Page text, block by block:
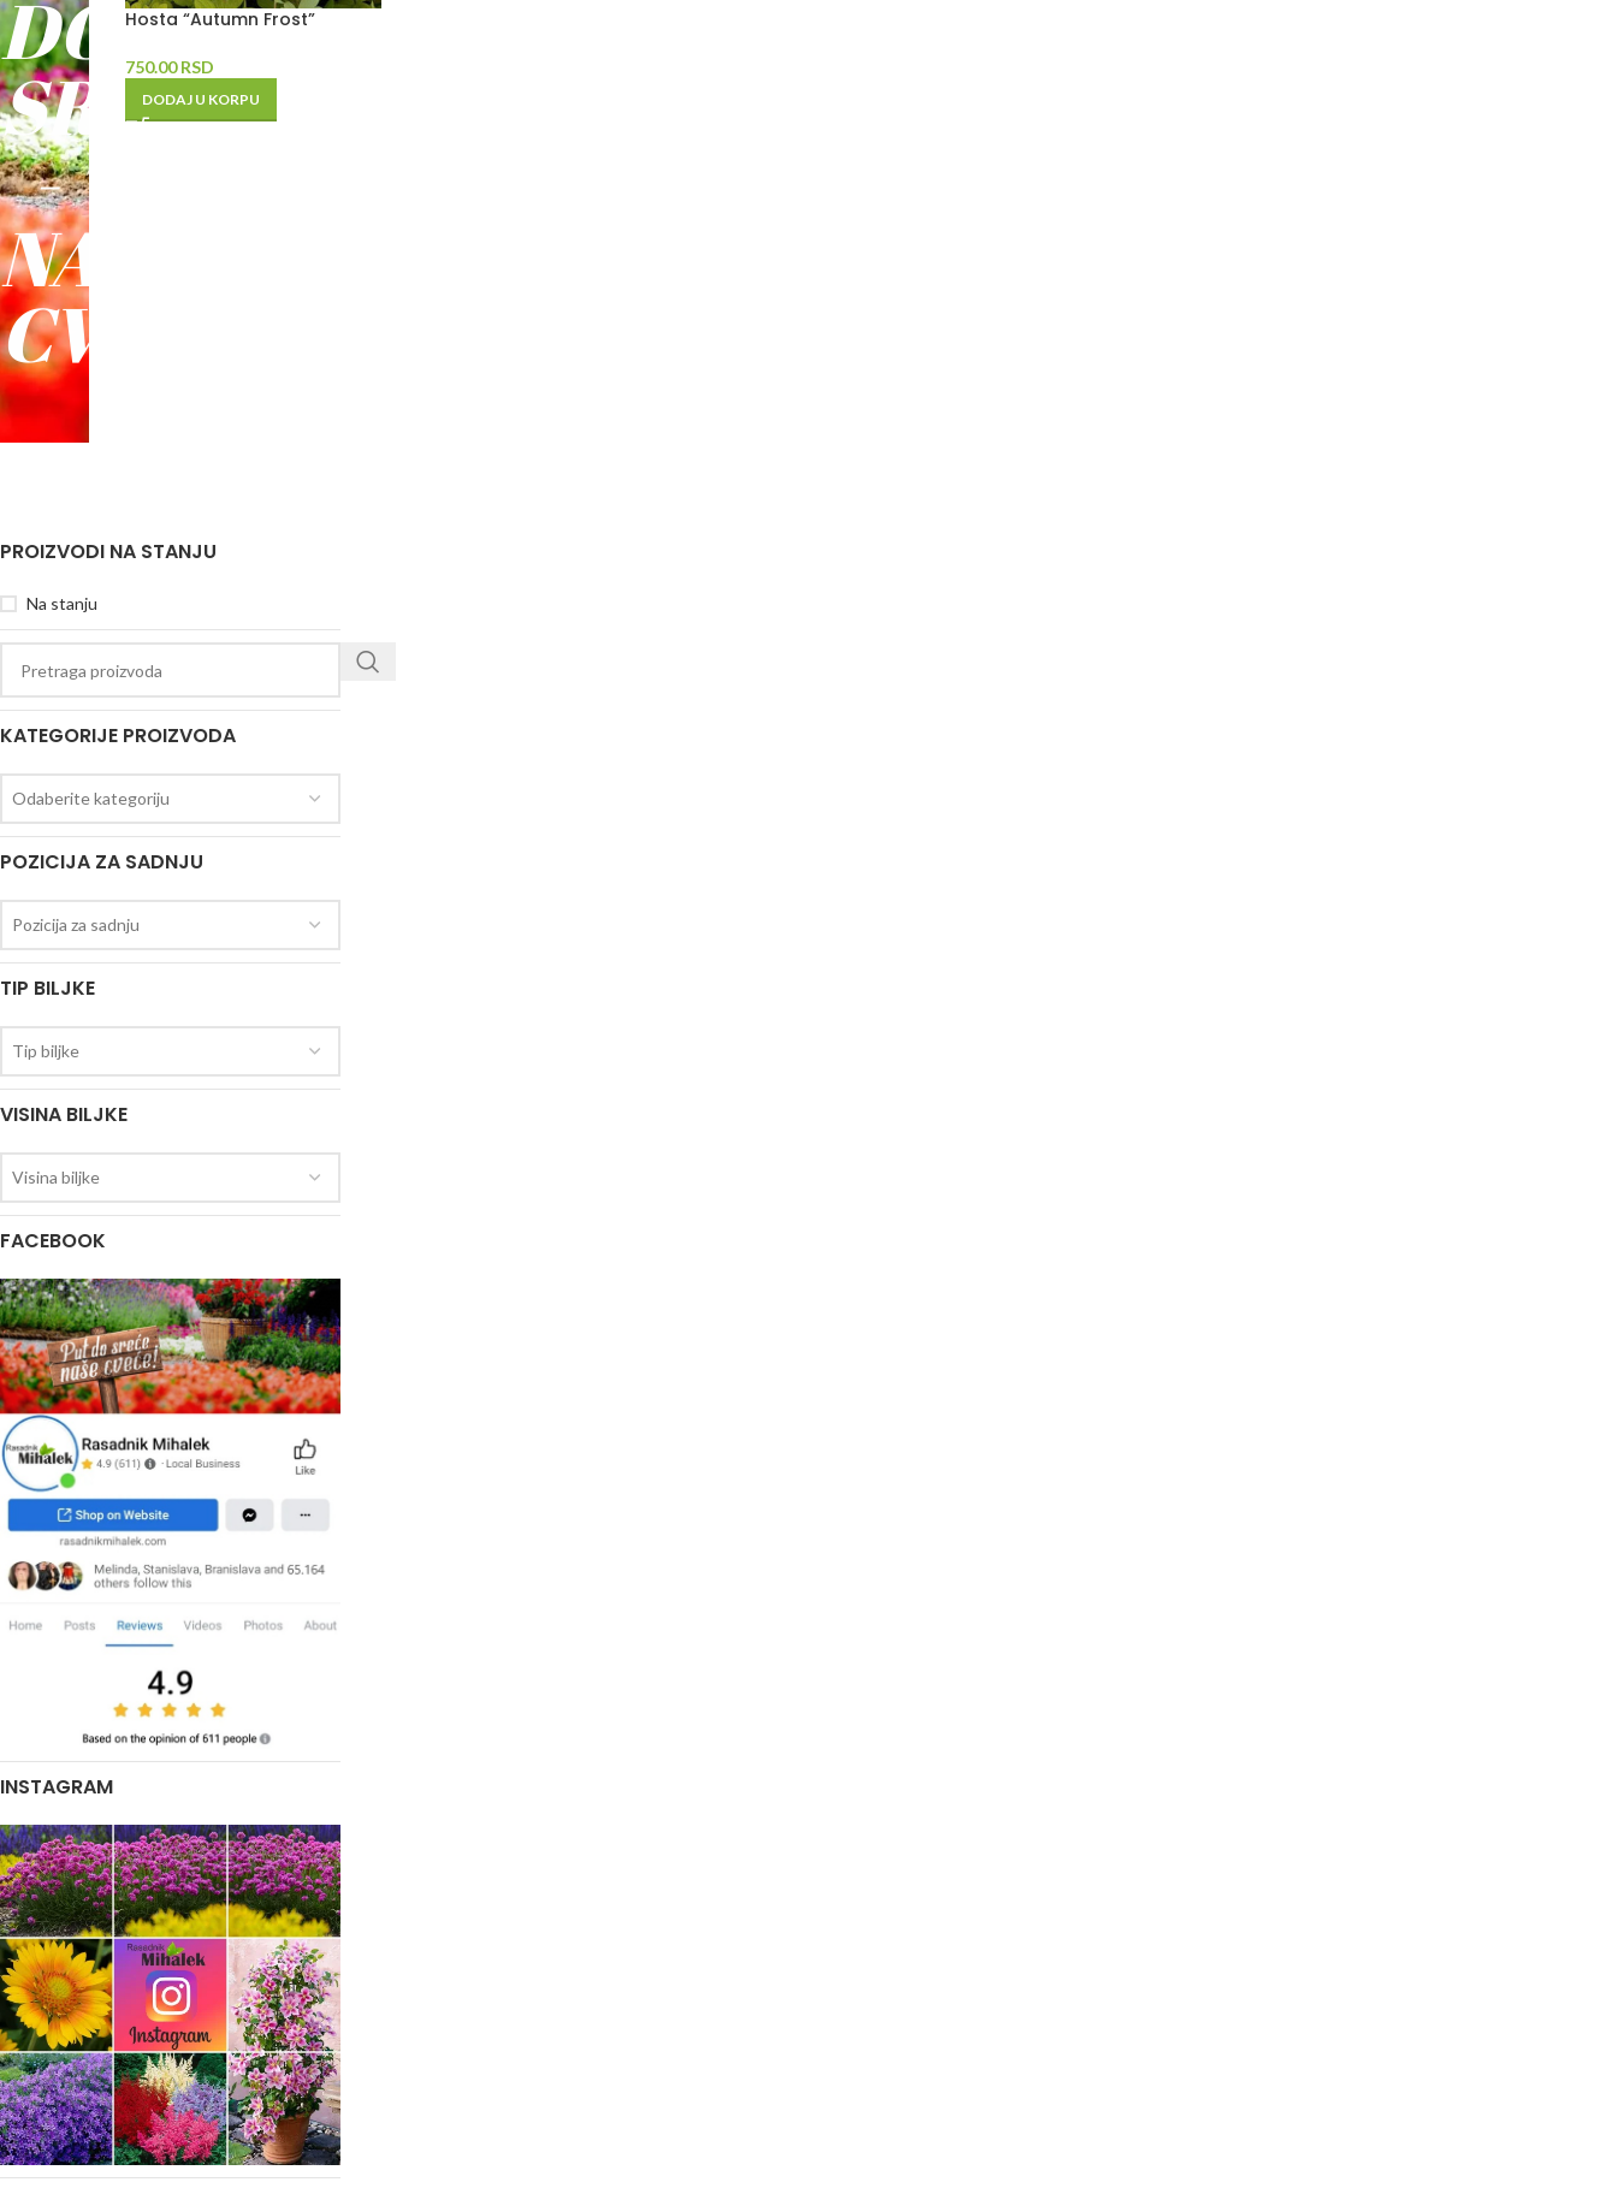
DO
SREĆE
-
NAŠE
CVEĆE
Hosta “Autumn Frost”
750.00RSD
DODAJ U KORPU
PROIZVODI NA STANJU
Na stanju
KATEGORIJE PROIZVODA
Odaberite kategoriju
POZICIJA ZA SADNJU
Pozicija za sadnju
TIP BILJKE
Tip biljke
VISINA BILJKE
Visina biljke
FACEBOOK
INSTAGRAM